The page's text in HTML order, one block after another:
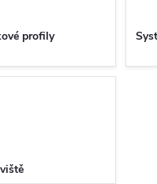
profily